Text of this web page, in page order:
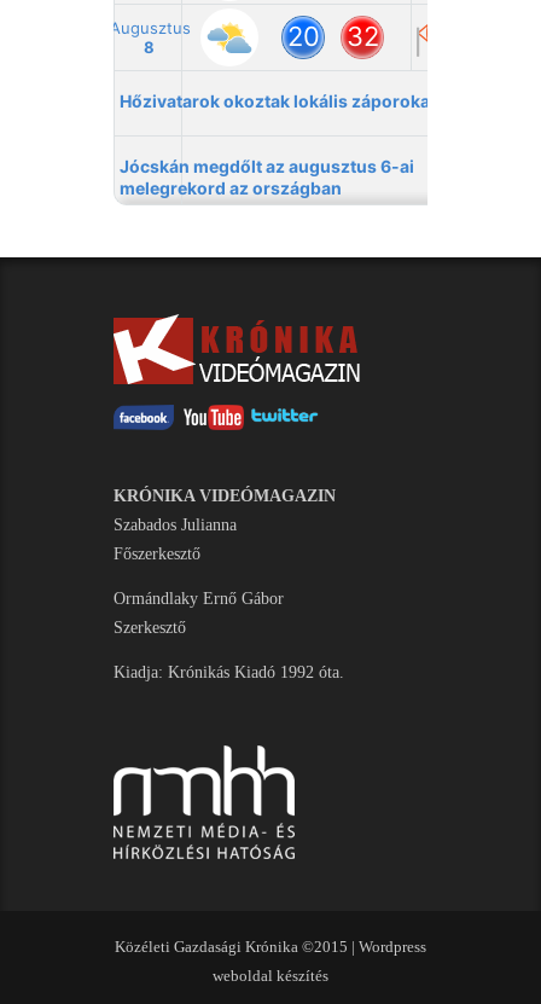
KRÓNIKA VIDEÓMAGAZIN
Szabados Julianna
Főszerkesztő
Ormándlaky Ernő Gábor
Szerkesztő
Kiadja: Krónikás Kiadó 1992 óta.
Közéleti Gazdasági Krónika ©2015 | Wordpress
weboldal készítés